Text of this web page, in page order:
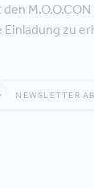
zu
NEWSLETTER